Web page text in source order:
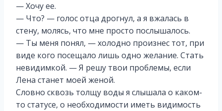
— Хочу ее.
— Что? — голос отца дрогнул, а я вжалась в
стену, молясь, что мне просто послышалось.
— Ты меня понял, — холодно произнес тот, при
виде кого посещало лишь одно желание. Стать
невидимкой. — Я решу твои проблемы, если
Лена станет моей женой.
Словно сквозь толщу воды я слышала о каком-
то статусе, о необходимости иметь видимость